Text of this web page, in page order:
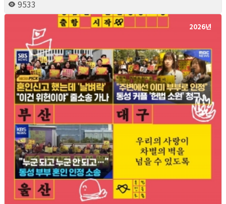
9533
2026년